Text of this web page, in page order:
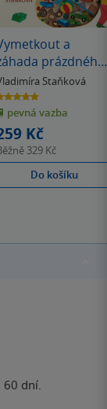
a
prázdného
Staňková
pevná vazba
Kč
329 Kč
Do košíku
60 dní.